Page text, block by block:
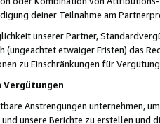
deiner Teilnahme am
unserer Partner,
(ungeachtet etwaiger Fristen) das
zu Einschränkungen für
Vergütungen
Anstrengungen unternehmen,
unsere Berichte zu erstellen und